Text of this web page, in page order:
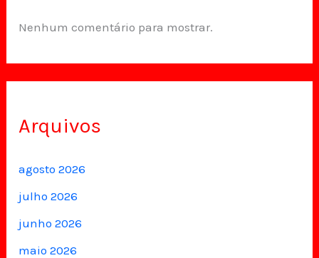
Nenhum comentário para mostrar.
Arquivos
agosto 2026
julho 2026
junho 2026
maio 2026